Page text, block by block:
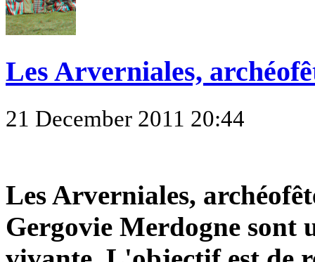
Les Arverniales,
21 December 2011 20:44
Les Arverniales,
Gergovie Merdogne sont